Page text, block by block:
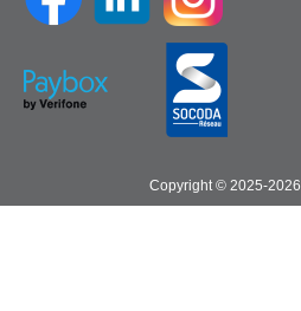
Copyright © 2025-2026